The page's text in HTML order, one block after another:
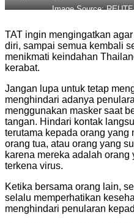
Image Source:
TAT ingin mengingatkan
diri, sampai semua kembali
menikmati keindahan
kerabat.
Jangan lupa untuk tetap
menghindari adanya
menggunakan masker saat
tangan. Hindari kontak
terutama kepada orang yang
orang tua, atau orang yang
karena mereka adalah
terkena virus.
Ketika bersama orang lain,
selalu memperhatikan
menghindari penularan